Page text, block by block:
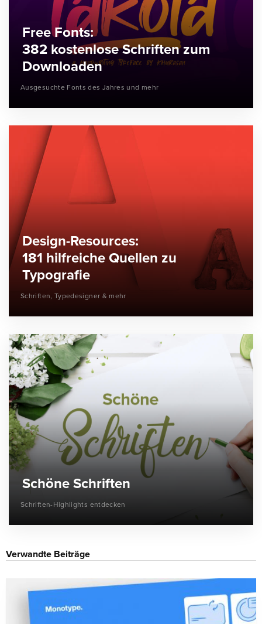
Free Fonts:
382 kostenlose Schriften zum
Downloaden
Ausgesuchte Fonts des Jahres und mehr
Design-Resources:
181 hilfreiche Quellen zu
Typografie
Schriften, Typedesigner & mehr
Schöne Schriften
Schriften-Highlights entdecken
Verwandte Beiträge